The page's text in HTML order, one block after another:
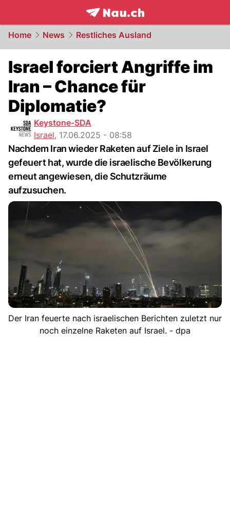
frontpage.NAU.ch
Home News Restliches Ausland
Israel forciert Angriffe im
Iran – Chance für
Diplomatie?
Keystone-SDA
Israel, 17.06.2025 - 08:58
Nachdem Iran wieder Raketen auf Ziele in Israel
gefeuert hat, wurde die israelische Bevölkerung
erneut angewiesen, die Schutzräume
aufzusuchen.
Der Iran feuerte nach israelischen Berichten zuletzt nur
noch einzelne Raketen auf Israel. - dpa